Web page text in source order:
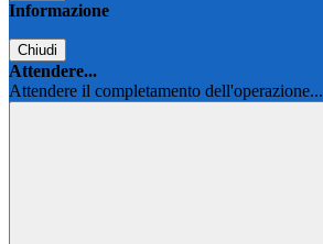
Informazione
Chiudi
Attendere...
Attendere il completamento dell'operazione...